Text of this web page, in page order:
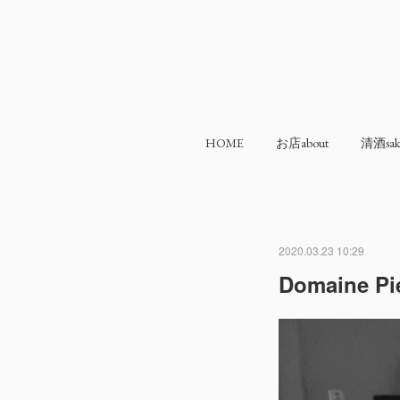
HOME お店about 清酒
2020.03.23 10:29
Domaine